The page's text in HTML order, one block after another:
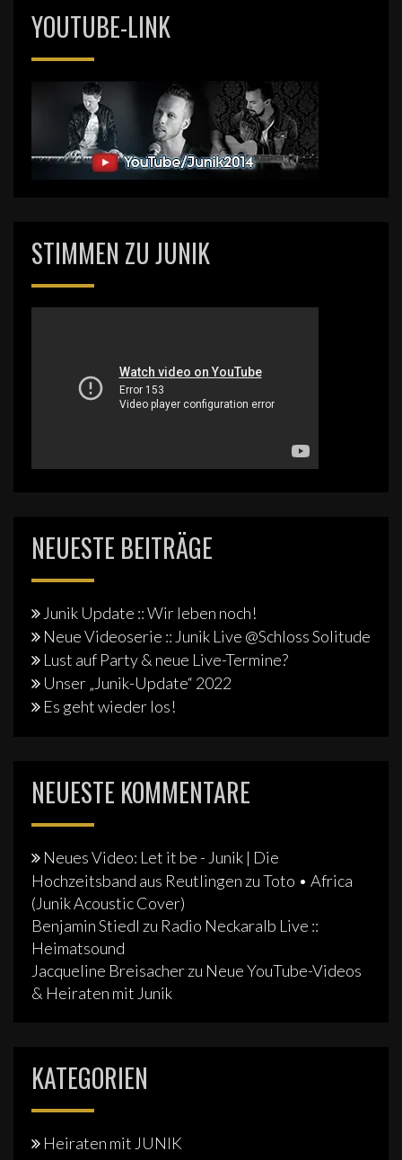
YOUTUBE-LINK
STIMMEN ZU JUNIK
NEUESTE BEITRÄGE
Junik Update :: Wir leben noch!
Neue Videoserie :: Junik Live @Schloss Solitude
Lust auf Party & neue Live-Termine?
Unser „Junik-Update“ 2022
Es geht wieder los!
NEUESTE KOMMENTARE
Neues Video: Let it be - Junik | Die
Hochzeitsband aus Reutlingen zuToto • Africa
(Junik Acoustic Cover)
Benjamin Stiedl zu Radio Neckaralb Live ::
Heimatsound
Jacqueline Breisacherzu Neue YouTube-Videos
& Heiraten mit Junik
KATEGORIEN
Heiraten mit JUNIK